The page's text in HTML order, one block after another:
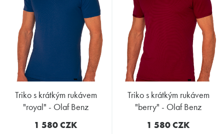
triko s krátkým rukávem
"royal" - Olaf Benz
1 580 CZK
triko s krátkým rukávem
"berry" - Olaf Benz
1 580 CZK